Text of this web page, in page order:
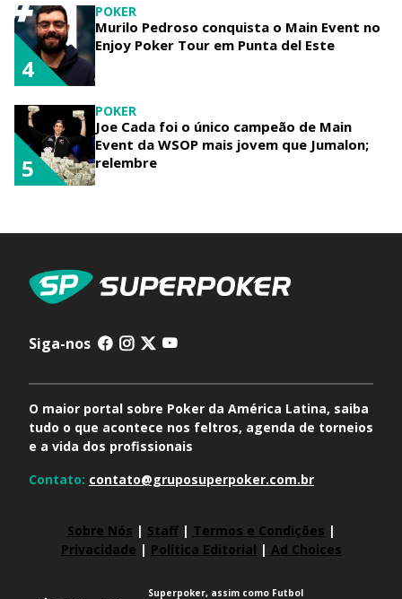
POKER
Murilo Pedroso conquista o Main Event no
Enjoy Poker Tour em Punta del Este
4
POKER
Joe Cada foi o único campeão de Main
Event da WSOP mais jovem que Jumalon;
relembre
5
Siga-nos
O maior portal sobre Poker da América Latina, saiba
tudo o que acontece nos feltros, agenda de torneios
e a vida dos profissionais
Contato: contato@gruposuperpoker.com.br
Sobre Nós | Staff| Termos e Condições |
Privacidade | Política Editorial | Ad Choices
Superpoker, assim como Futbol